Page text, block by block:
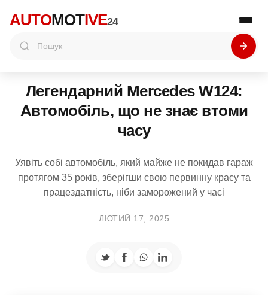
AUTOMOTIVE24
Легендарний Mercedes W124:
Автомобіль, що не знає втоми
часу
Уявіть собі автомобіль, який майже не покидав гараж
протягом 35 років, зберігши свою первинну красу та
працездатність, ніби заморожений у часі
ЛЮТИЙ 17, 2025